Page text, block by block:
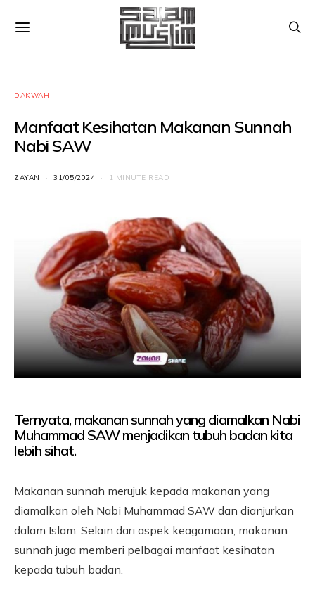
DAKWAH
Manfaat Kesihatan Makanan Sunnah
Nabi SAW
ZAYAN 31/05/2024 1 MINUTE READ
Ternyata, makanan sunnah yang diamalkan Nabi
Muhammad SAW menjadikan tubuh badan kita
lebih sihat.
Makanan sunnah merujuk kepada makanan yang
diamalkan oleh Nabi Muhammad SAW dan dianjurkan
dalam Islam. Selain dari aspek keagamaan, makanan
sunnah juga memberi pelbagai manfaat kesihatan
kepada tubuh badan.